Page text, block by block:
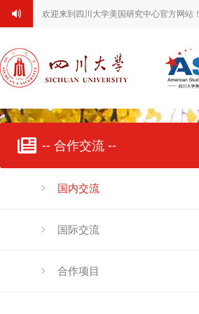
欢迎来到四川大学美国研究中心官方网站！
-- 合作交流 --
国内交流
国际交流
合作项目